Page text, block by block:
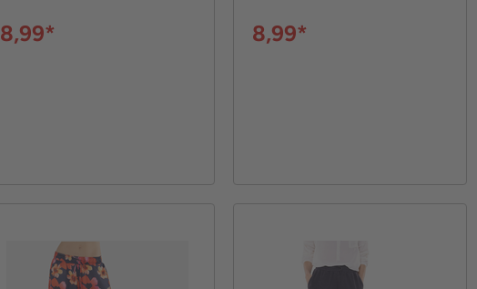
8,99* 8,99*